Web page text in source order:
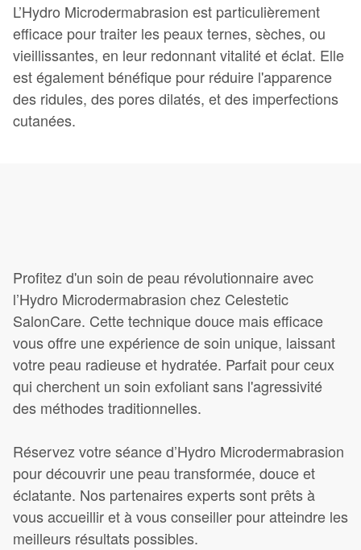
L’Hydro Microdermabrasion est particulièrement
efficace pour traiter les peaux ternes, sèches, ou
vieillissantes, en leur redonnant vitalité et éclat. Elle
est également bénéfique pour réduire l'apparence
des ridules, des pores dilatés, et des imperfections
cutanées.
Profitez d'un soin de peau révolutionnaire avec
l’Hydro Microdermabrasion chez Celestetic
SalonCare. Cette technique douce mais efficace
vous offre une expérience de soin unique, laissant
votre peau radieuse et hydratée. Parfait pour ceux
qui cherchent un soin exfoliant sans l'agressivité
des méthodes traditionnelles.
Réservez votre séance d’Hydro Microdermabrasion
pour découvrir une peau transformée, douce et
éclatante. Nos partenaires experts sont prêts à
vous accueillir et à vous conseiller pour atteindre les
meilleurs résultats possibles.